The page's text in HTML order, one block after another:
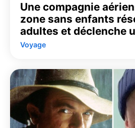
Une compagnie
zone sans enfants
adultes et déclenche
Voyage